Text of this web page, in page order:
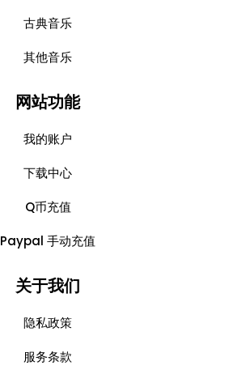
古典音乐
其他音乐
网站功能
我的账户
下载中心
Q币充值
Paypal 手动充值
关于我们
隐私政策
服务条款